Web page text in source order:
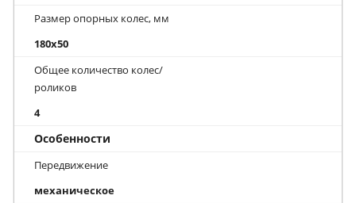
Размер опорных колес, мм
180x50
Общее количество колес/
роликов
4
Особенности
Передвижение
механическое